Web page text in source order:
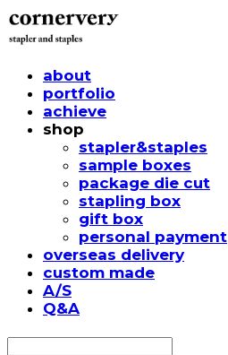
about
portfolio
achieve
shop
stapler&staples
sample boxes
package die cut
stapling box
gift box
personal payment
overseas delivery
custom made
A/S
Q&A